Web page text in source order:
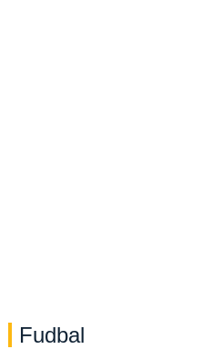
Fudbal